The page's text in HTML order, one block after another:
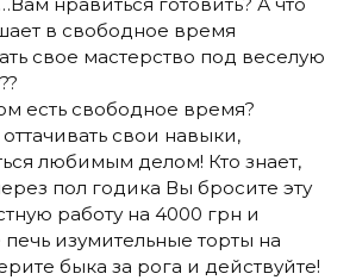
в свободное время
свое мастерство под веселую
есть свободное время?
свои навыки,
любимым делом! Кто знает,
пол годика Вы бросите эту
работу на 4000 грн и
печь изумительные торты на
быка за рога и действуйте!